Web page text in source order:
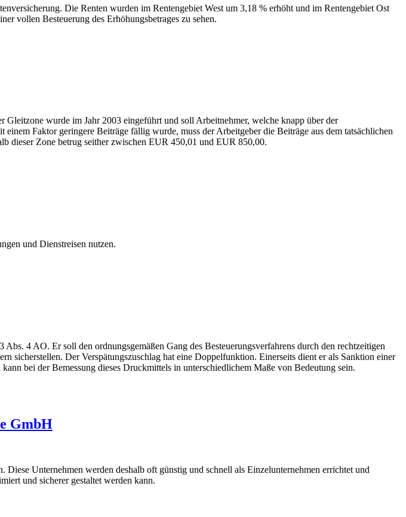
Die Renten wurden im Rentengebiet West um 3,18 % erhöht und im Rentengebiet Ost
vollen Besteuerung des Erhöhungsbetrages zu sehen.
wurde im Jahr 2003 eingeführt und soll Arbeitnehmer, welche knapp über der
Faktor geringere Beiträge fällig wurde, muss der Arbeitgeber die Beiträge aus dem tatsächlichen
dieser Zone betrug seither zwischen EUR 450,01 und EUR 850,00.
und Dienstreisen nutzen.
4 AO. Er soll den ordnungsgemäßen Gang des Besteuerungsverfahrens durch den rechtzeitigen
sicherstellen. Der Verspätungszuschlag hat eine Doppelfunktion. Einerseits dient er als Sanktion einer
bei der Bemessung dieses Druckmittels in unterschiedlichem Maße von Bedeutung sein.
GmbH
Unternehmen werden deshalb oft günstig und schnell als Einzelunternehmen errichtet und
und sicherer gestaltet werden kann.